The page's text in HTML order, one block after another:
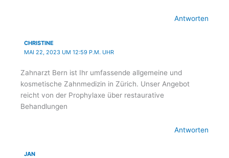
Antworten
CHRISTINE
MAI 22, 2023 UM 12:59 P.M. UHR
Zahnarzt Bern ist Ihr umfassende allgemeine und
kosmetische Zahnmedizin in Zürich. Unser Angebot
reicht von der Prophylaxe über restaurative
Behandlungen
Antworten
JAN